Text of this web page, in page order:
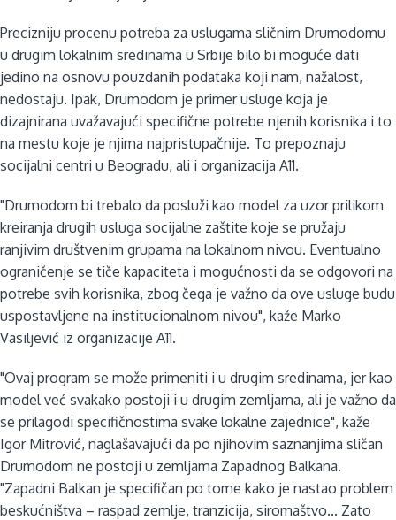
Precizniju procenu potreba za uslugama sličnim Drumodomu
u drugim lokalnim sredinama u Srbije bilo bi moguće dati
jedino na osnovu pouzdanih podataka koji nam, nažalost,
nedostaju. Ipak, Drumodom je primer usluge koja je
dizajnirana uvažavajući specifične potrebe njenih korisnika i to
na mestu koje je njima najpristupačnije. To prepoznaju
socijalni centri u Beogradu, ali i organizacija A11.
"Drumodom bi trebalo da posluži kao model za uzor prilikom
kreiranja drugih usluga socijalne zaštite koje se pružaju
ranjivim društvenim grupama na lokalnom nivou. Eventualno
ograničenje se tiče kapaciteta i mogućnosti da se odgovori na
potrebe svih korisnika, zbog čega je važno da ove usluge budu
uspostavljene na institucionalnom nivou", kaže Marko
Vasiljević iz organizacije A11.
"Ovaj program se može primeniti i u drugim sredinama, jer kao
model već svakako postoji i u drugim zemljama, ali je važno da
se prilagodi specifičnostima svake lokalne zajednice", kaže
Igor Mitrović, naglašavajući da po njihovim saznanjima sličan
Drumodom ne postoji u zemljama Zapadnog Balkana.
"Zapadni Balkan je specifičan po tome kako je nastao problem
beskućništva – raspad zemlje, tranzicija, siromaštvo... Zato